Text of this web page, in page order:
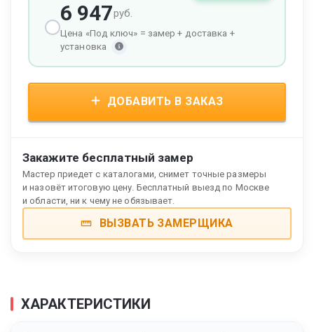
6 947руб.
Цена «Под ключ» = замер + доставка +
установка
ДОБАВИТЬ В ЗАКАЗ
Закажите бесплатный замер
Мастер приедет с каталогами, снимет точные размеры
и назовёт итоговую цену. Бесплатный выезд по Москве
и области, ни к чему не обязывает.
ВЫЗВАТЬ ЗАМЕРЩИКА
ХАРАКТЕРИСТИКИ